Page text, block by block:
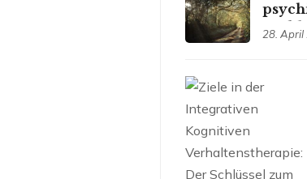
28. April